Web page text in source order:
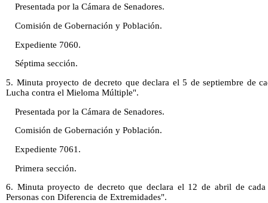
Presentada por la Cámara de Senadores.
Comisión de Gobernación y Población.
Expediente 7060.
Séptima sección.
5. Minuta proyecto de decreto que declara el 5 de septiembre de
Lucha contra el Mieloma Múltiple".
Presentada por la Cámara de Senadores.
Comisión de Gobernación y Población.
Expediente 7061.
Primera sección.
6. Minuta proyecto de decreto que declara el 12 de abril de
Personas con Diferencia de Extremidades".